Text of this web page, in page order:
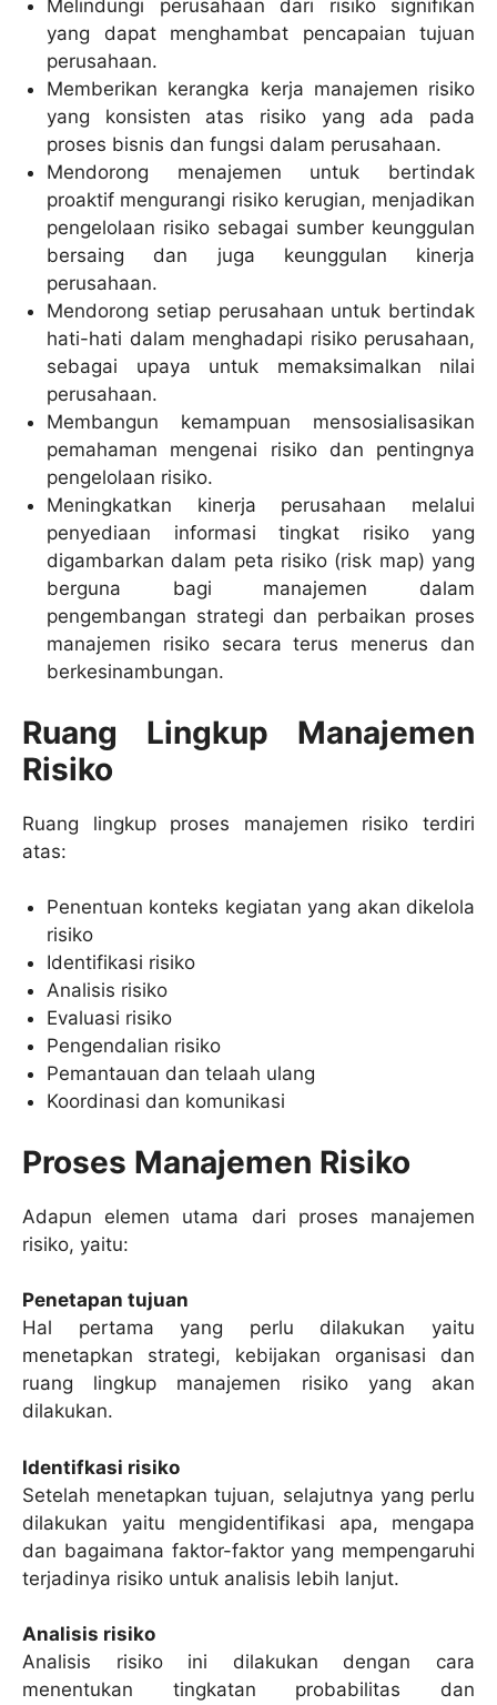
Melindungi perusahaan dari risiko signifikan
yang dapat menghambat pencapaian tujuan
perusahaan.
Memberikan kerangka kerja manajemen risiko
yang konsisten atas risiko yang ada pada
proses bisnis dan fungsi dalam perusahaan.
Mendorong menajemen untuk bertindak
proaktif mengurangi risiko kerugian, menjadikan
pengelolaan risiko sebagai sumber keunggulan
bersaing dan juga keunggulan kinerja
perusahaan.
Mendorong setiap perusahaan untuk bertindak
hati-hati dalam menghadapi risiko perusahaan,
sebagai upaya untuk memaksimalkan nilai
perusahaan.
Membangun kemampuan mensosialisasikan
pemahaman mengenai risiko dan pentingnya
pengelolaan risiko.
Meningkatkan kinerja perusahaan melalui
penyediaan informasi tingkat risiko yang
digambarkan dalam peta risiko (risk map) yang
berguna bagi manajemen dalam
pengembangan strategi dan perbaikan proses
manajemen risiko secara terus menerus dan
berkesinambungan.
Ruang Lingkup Manajemen
Risiko
Ruang lingkup proses manajemen risiko terdiri
atas:
Penentuan konteks kegiatan yang akan dikelola
risiko
Identifikasi risiko
Analisis risiko
Evaluasi risiko
Pengendalian risiko
Pemantauan dan telaah ulang
Koordinasi dan komunikasi
Proses Manajemen Risiko
Adapun elemen utama dari proses manajemen
risiko, yaitu:
Penetapan tujuan
Hal pertama yang perlu dilakukan yaitu
menetapkan strategi, kebijakan organisasi dan
ruang lingkup manajemen risiko yang akan
dilakukan.
Identifkasi risiko
Setelah menetapkan tujuan, selajutnya yang perlu
dilakukan yaitu mengidentifikasi apa, mengapa
dan bagaimana faktor-faktor yang mempengaruhi
terjadinya risiko untuk analisis lebih lanjut.
Analisis risiko
Analisis risiko ini dilakukan dengan cara
menentukan tingkatan probabilitas dan